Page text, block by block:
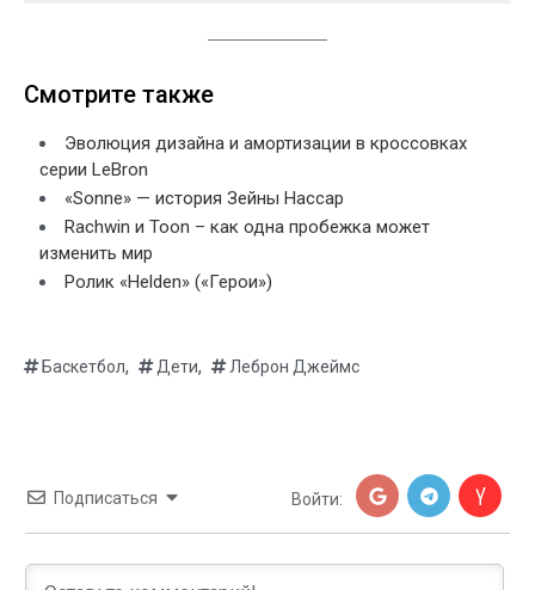
Смотрите также
Эволюция дизайна и амортизации в кроссовках
серии LeBron
«Sonne» — история Зейны Нассар
Rachwin и Toon – как одна пробежка может
изменить мир
Ролик «Helden» («Герои»)
Баскетбол, Дети, Леброн Джеймс
Подписаться Войти: